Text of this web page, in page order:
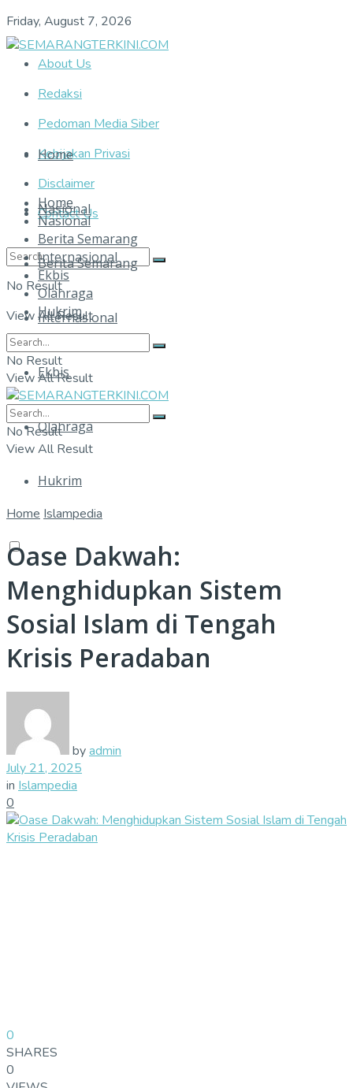
Friday, August 7, 2026
About Us
Redaksi
Pedoman Media Siber
Kebijakan Privasi
Disclaimer
Contact Us
No Result
View All Result
Home
Nasional
Berita Semarang
Internasional
Ekbis
Olahraga
Hukrim
Home
Nasional
Berita Semarang
Internasional
Ekbis
Olahraga
Hukrim
No Result
View All Result
No Result
View All Result
Home Islampedia
Oase Dakwah:
Menghidupkan Sistem
Sosial Islam di Tengah
Krisis Peradaban
byadmin
July 21, 2025
in Islampedia
0
0
SHARES
0